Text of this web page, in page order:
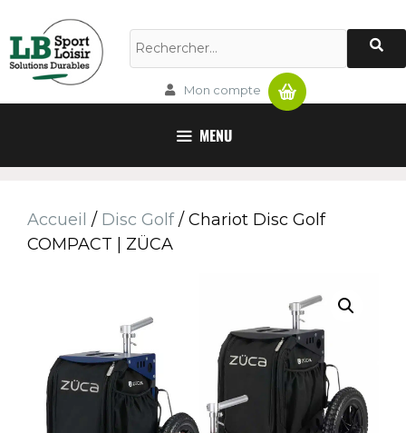
Mon compte Panier
MENU
Accueil / Disc Golf/ Chariot Disc Golf
COMPACT | ZÜCA